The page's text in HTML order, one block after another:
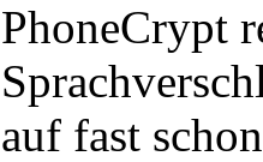
PhoneCrypt
auf fast